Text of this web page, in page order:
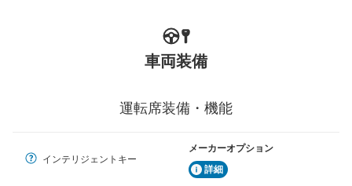
車両装備
運転席装備・機能
インテリジェントキー
メーカーオプション
詳細